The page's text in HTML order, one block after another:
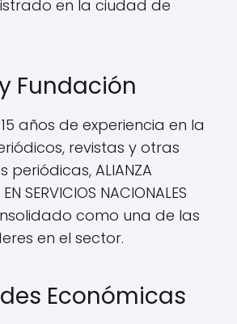
en la ciudad de
Fundación
años de experiencia en la
revistas y otras
periódicas, ALIANZA
SERVICIOS NACIONALES
como una de las
en el sector.
Económicas